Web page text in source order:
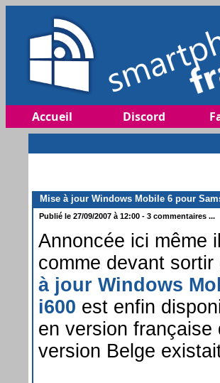
Accueil Discord
Mise à jour Windows Mobile 6 pour
Publié le 27/09/2007 à 12:00 - 3 commentaires ...
Annoncée ici même
comme devant
à jour Windows
i600 est enfin
en version
version Belge